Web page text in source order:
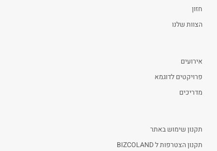
חזון
הצוות שלנו
אירועים
פרויקטים לדוגמא
מדריכים
תקנון שימוש באתר
תקנון הצטרפות ל BIZCOLAND